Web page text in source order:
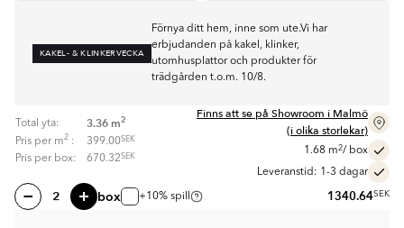
KAKEL- & KLINKERVECKA
Förnya ditt hem, inne som ute.Vi har
erbjudanden på kakel, klinker,
utomhusplattor och produkter för
trädgården t.o.m. 10/8.
Total yta: 3.36 m2
Pris per m2 : 399.00SEK
Pris per box: 670.32SEK
Finns att se på Showroom i Malmö
(i olika storlekar)
1.68 m2/ box
Leveranstid: 1-3 dagar
box +10% spill 1340.64SEK